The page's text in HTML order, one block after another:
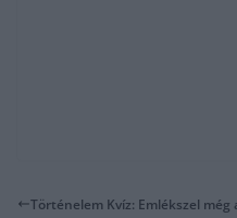
Történelem Kvíz: Emlékszel